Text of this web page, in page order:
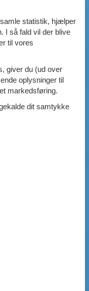
statistik, hjælper
I så fald vil der blive
til vores
giver du (ud over
oplysninger til
markedsføring.
dit samtykke